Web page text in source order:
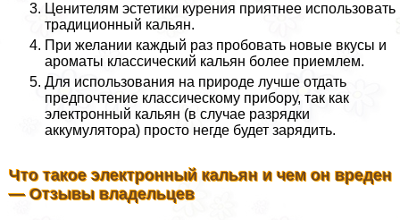
Ценителям эстетики курения приятнее использовать
традиционный кальян.
При желании каждый раз пробовать новые вкусы и
ароматы классический кальян более приемлем.
Для использования на природе лучше отдать
предпочтение классическому прибору, так как
электронный кальян (в случае разрядки
аккумулятора) просто негде будет зарядить.
Что такое электронный кальян и чем он вреден
— Отзывы владельцев